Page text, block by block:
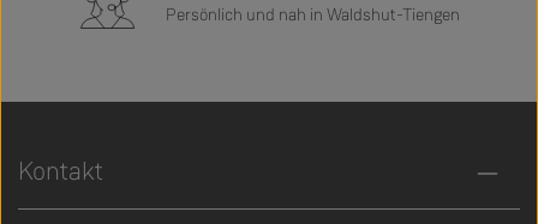
Persönlich und nah in Waldshut-Tiengen
Kontakt